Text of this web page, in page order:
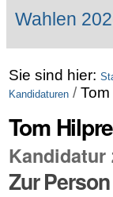
Wahlen
Sie sind hier:
Kandidaturen /
Tom
Kandidatur
Zur Person